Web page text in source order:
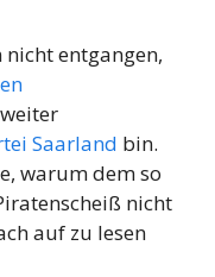
entgangen,
Saarland bin.
warum dem so
nicht
auf zu lesen